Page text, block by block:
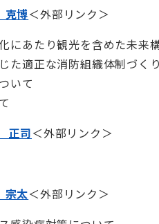
博＜外部リンク＞
にあたり観光を含めた未来
た適正な消防組織体制づく
いて
司＜外部リンク＞
太＜外部リンク＞